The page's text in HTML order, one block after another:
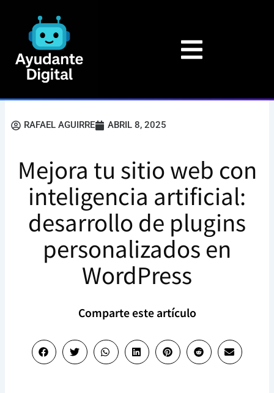
contenido
RAFAEL AGUIRRE ABRIL 8, 2025
Mejora tu sitio web con
inteligencia artificial:
desarrollo de plugins
personalizados en
WordPress
Comparte este artículo